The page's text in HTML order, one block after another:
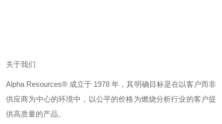
关于我们
Alpha Resources® 成立于 1978年，其明确目标是在以客户而非
供应商为中心的环境中，以公平的价格为燃烧分析行业的客户提
供高质量的产品。